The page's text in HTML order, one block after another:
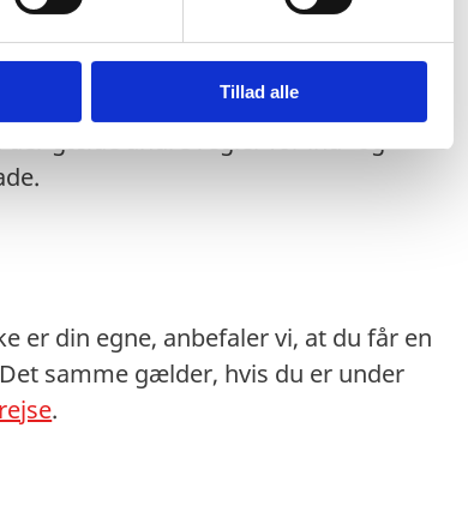
Tillad alle
et dansk nødpas eller et
du kan blive nægtet indrejse.
gælde andre regler for ind- og
er din egne, anbefaler vi, at du får en
samme gælder, hvis du er under
.